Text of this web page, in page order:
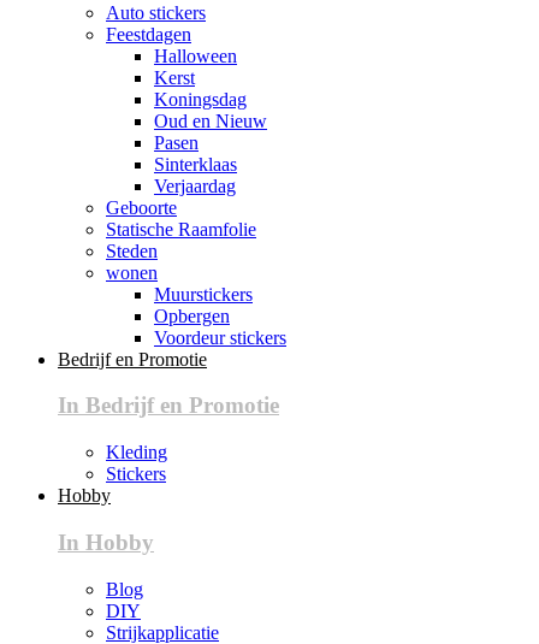
Auto stickers
Feestdagen
Halloween
Kerst
Koningsdag
Oud en Nieuw
Pasen
Sinterklaas
Verjaardag
Geboorte
Statische Raamfolie
Steden
wonen
Muurstickers
Opbergen
Voordeur stickers
Bedrijf en Promotie
In Bedrijf en Promotie
Kleding
Stickers
Hobby
In Hobby
Blog
DIY
Strijkapplicatie